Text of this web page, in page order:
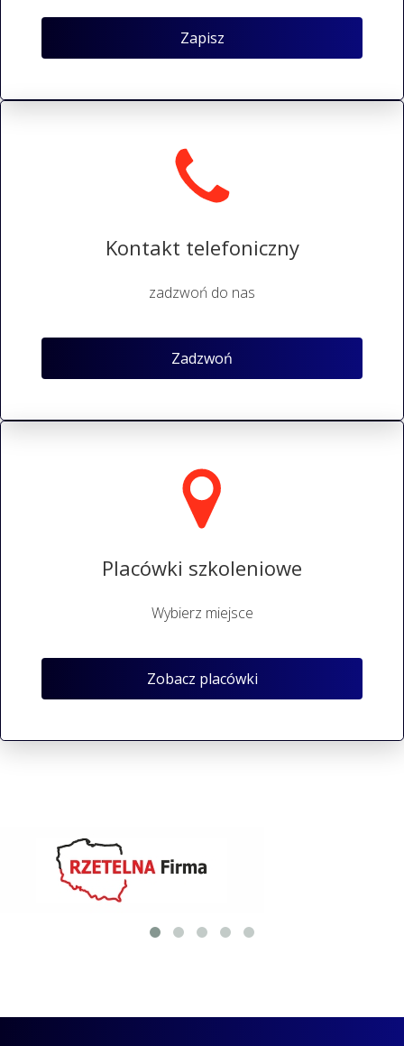
Zapisz
Kontakt telefoniczny
zadzwoń do nas
Zadzwoń
Placówki szkoleniowe
Wybierz miejsce
Zobacz placówki